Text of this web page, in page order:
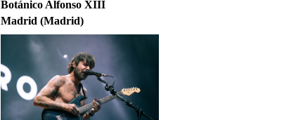
Botánico Alfonso XIII
Madrid (Madrid)